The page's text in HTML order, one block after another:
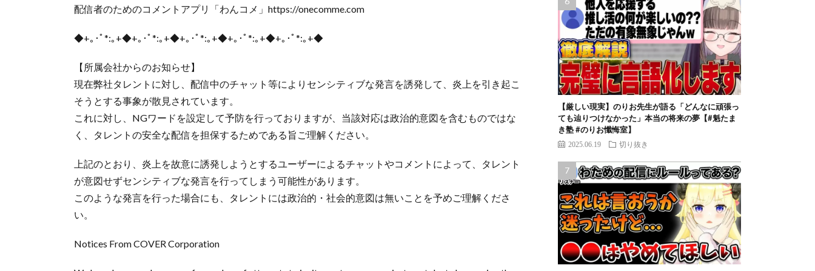
配信者のためのコメントアプリ「わんコメ」https://onecomme.com
◆+｡･ﾟ*:｡+◆+｡･ﾟ*:｡+◆+｡･ﾟ*:｡+◆+｡･ﾟ*:｡+◆+｡･ﾟ*:｡+◆
【所属会社からのお知らせ】
現在弊社タレントに対し、配信中のチャット等によりセンシティブな発言を誘発して、炎上を引き起こ
そうとする事象が散見されています。
これに対し、NGワードを設定して予防を行っておりますが、当該対応は政治的意図を含むものではな
く、タレントの安全な配信を担保するためである旨ご理解ください。
上記のとおり、炎上を故意に誘発しようとするユーザーによるチャットやコメントによって、タレント
が意図せずセンシティブな発言を行ってしまう可能性があります。
このような発言を行った場合にも、タレントには政治的・社会的意図は無いことを予めご理解くださ
い。
Notices From COVER Corporation
【厳しい現実】のりお先生が語る「どんなに頑張っ
ても辿りつけなかった」本当の将来の夢【#魁たま
き塾 #のりお懺悔室】
2025.06.19 切り抜き